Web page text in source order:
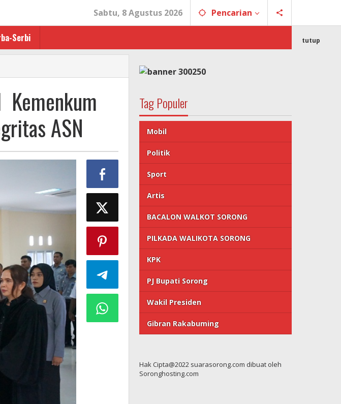
Sabtu, 8 Agustus 2026 Pencarian
Serbi tutup
Kemenkum
ASN
Tag Populer
Mobil
Politik
Sport
Artis
BACALON WALKOT SORONG
PILKADA WALIKOTA SORONG
KPK
PJ Bupati Sorong
Wakil Presiden
Gibran Rakabuming
Hak Cipta@2022 suarasorong.com dibuat oleh
Soronghosting.com